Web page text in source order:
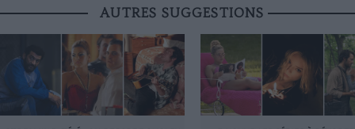
AUTRES SUGGESTIONS